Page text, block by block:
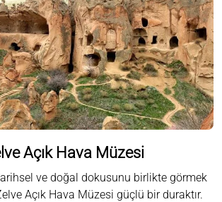
Açık Hava Müzesi
ve doğal dokusunu birlikte görmek
Açık Hava Müzesi güçlü bir duraktır.